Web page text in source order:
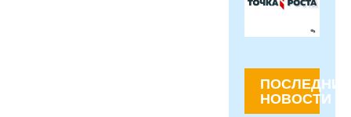
ПОСЛЕДНИЕ
НОВОСТИ